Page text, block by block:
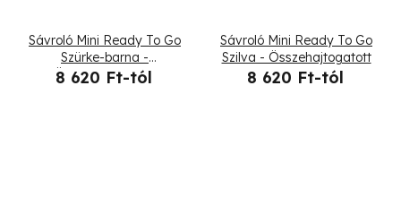
Sávroló Mini Ready To Go
Szürke-barna -
Összehajtogatott
8 620 Ft-tól
Sávroló Mini Ready To Go
Szilva - Összehajtogatott
8 620 Ft-tól